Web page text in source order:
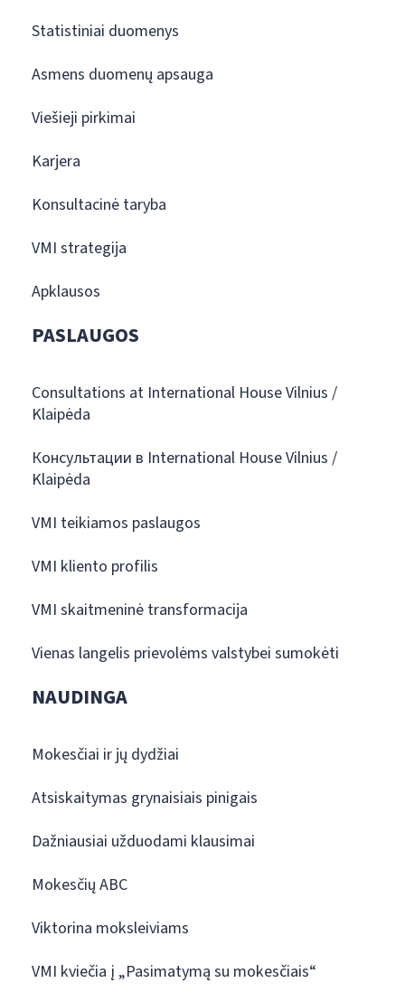
Statistiniai duomenys
Asmens duomenų apsauga
Viešieji pirkimai
Karjera
Konsultacinė taryba
VMI strategija
Apklausos
PASLAUGOS
Consultations at International House Vilnius /
Klaipėda
Консультации в International House Vilnius /
Klaipėda
VMI teikiamos paslaugos
VMI kliento profilis
VMI skaitmeninė transformacija
Vienas langelis prievolėms valstybei sumokėti
NAUDINGA
Mokesčiai ir jų dydžiai
Atsiskaitymas grynaisiais pinigais
Dažniausiai užduodami klausimai
Mokesčių ABC
Viktorina moksleiviams
VMI kviečia į „Pasimatymą su mokesčiais“